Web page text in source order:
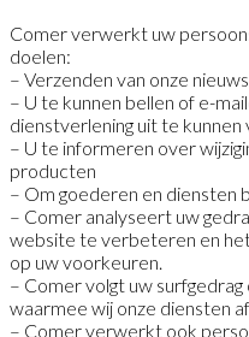
Comer verwerkt uw
doelen:
– Verzenden van onze
– U te kunnen bellen of e-
dienstverlening uit te kunnen
– U te informeren over
producten
– Om goederen en diensten
– Comer analyseert uw
website te verbeteren en
op uw voorkeuren.
– Comer volgt uw
waarmee wij onze diensten
– Comer verwerkt ook